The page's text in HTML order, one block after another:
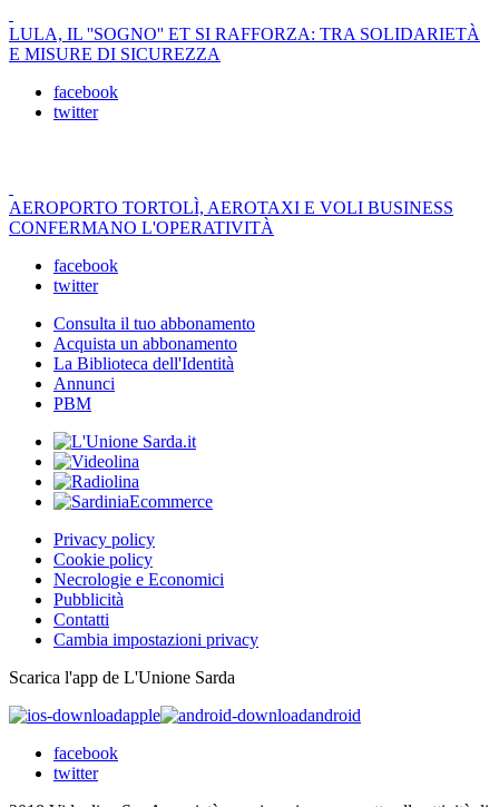
LULA, IL ''SOGNO'' ET SI RAFFORZA: TRA SOLIDARIETÀ
E MISURE DI SICUREZZA
facebook
twitter
AEROPORTO TORTOLÌ, AEROTAXI E VOLI BUSINESS
CONFERMANO L'OPERATIVITÀ
facebook
twitter
Consulta il tuo abbonamento
Acquista un abbonamento
La Biblioteca dell'Identità
Annunci
PBM
Privacy policy
Cookie policy
Necrologie e Economici
Pubblicità
Contatti
Cambia impostazioni privacy
Scarica l'app de L'Unione Sarda
apple
android
facebook
twitter